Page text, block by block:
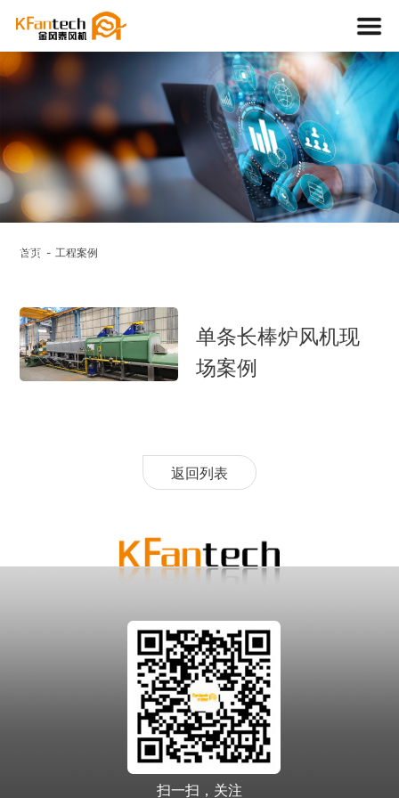
CASE
首页 工程案例
单条长棒炉风机现
场案例
返回列表
扫一扫，关注